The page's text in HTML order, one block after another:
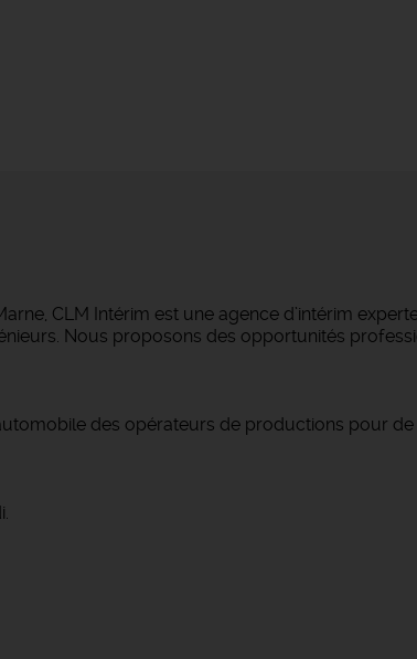
CLM Intérim est une agence d’intérim
Nous proposons des opportunités
des opérateurs de productions pour